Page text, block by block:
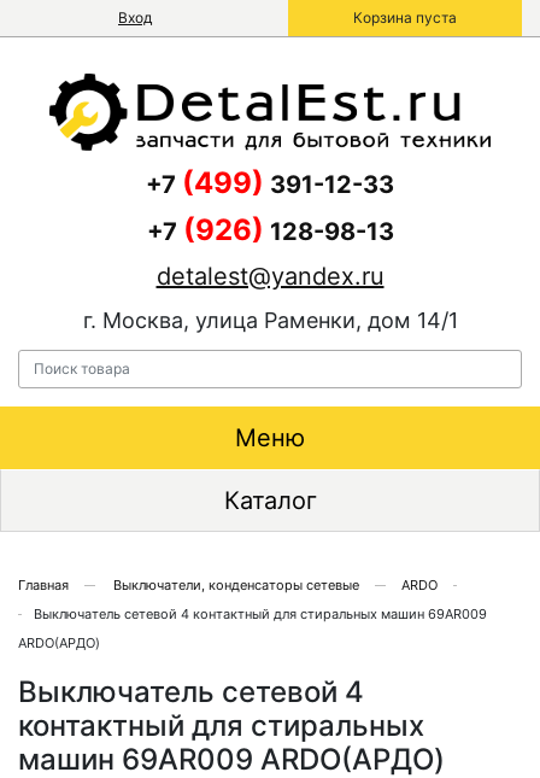
Вход Корзина пуста
+7 (499) 391-12-33
+7 (926) 128-98-13
detalest@yandex.ru
г. Москва, улица Раменки, дом 14/1
Меню
Каталог
Главная Выключатели, конденсаторы сетевые
ARDO
Выключатель сетевой 4 контактный для стиральных машин 69AR009
ARDO(АРДО)
Выключатель сетевой 4
контактный для стиральных
машин 69AR009 ARDO(АРДО)